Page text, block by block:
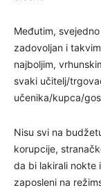
Međutim,
zadovoljan i
najboljim,
svaki učitelj/
učenika/kupca/
Nisu svi na
korupcije,
da bi lakirali nokte
zaposleni na